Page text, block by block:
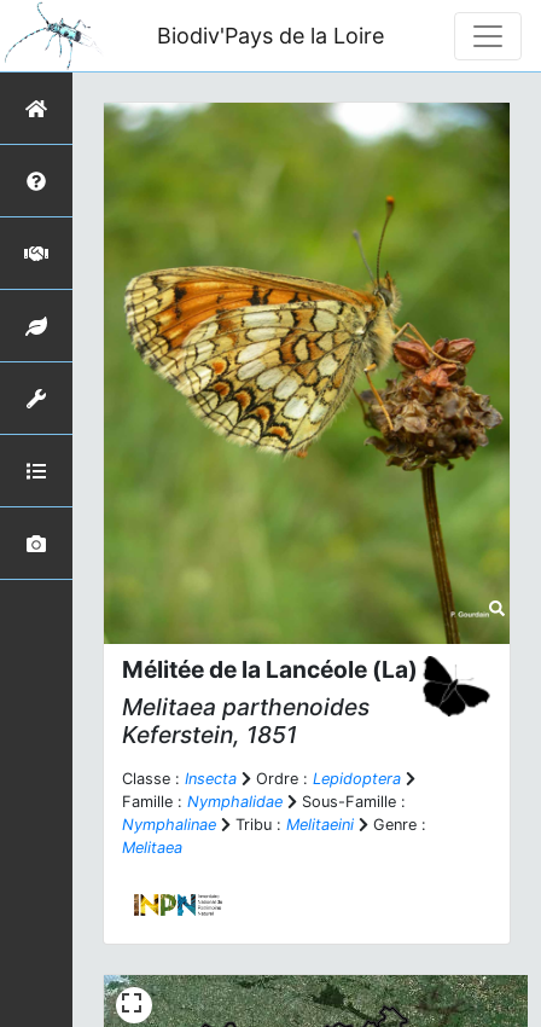
Biodiv'Pays de la Loire
Mélitée de la Lancéole (La)
Melitaea parthenoides
Keferstein, 1851
Classe : Insecta Ordre : Lepidoptera
Famille : Nymphalidae
Sous-Famille :
Nymphalinae
Tribu : Melitaeini
Genre :
Melitaea